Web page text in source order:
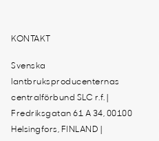
KONTAKT
Svenska
lantbruksproducenternas
centralförbund SLC r.f. |
Fredriksgatan 61 A 34, 00100
Helsingfors, FINLAND |